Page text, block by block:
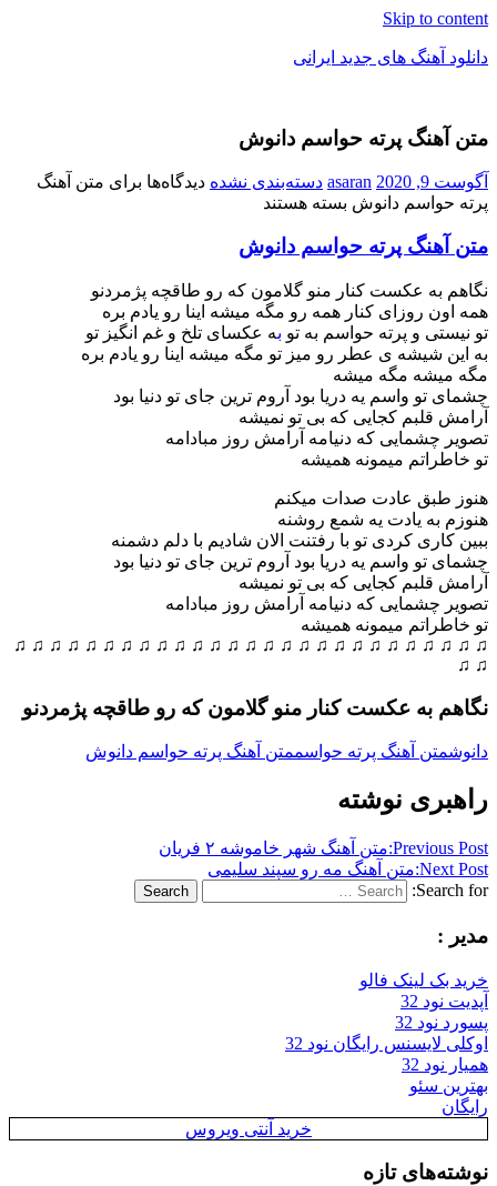
Skip to content
دانلود آهنگ های جدید ایرانی
فول
آلبوم
موزیک
متن آهنگ پرته حواسم دانوش
آگوست 9, 2020 asaran دسته‌بندی نشده دیدگاه‌ها برای متن آهنگ
پرته حواسم دانوش بسته هستند
متن آهنگ پرته حواسم دانوش
نگاهم به عکست کنار منو گلامون که رو طاقچه پژمردنو
همه اون روزای کنار همه رو مگه میشه اینا رو یادم بره
تو نیستی و پرته حواسم به تو به عکسای تلخ و غم انگیز تو
به این شیشه ی عطر رو میز تو مگه میشه اینا رو یادم بره
مگه میشه مگه میشه
چشمای تو واسم یه دریا بود آروم ترین جای تو دنیا بود
آرامش قلبم کجایی که بی تو نمیشه
تصویر چشمایی که دنیامه آرامش روز مبادامه
تو خاطراتم میمونه همیشه
هنوز طبق عادت صدات میکنم
هنوزم به یادت یه شمع روشنه
ببین کاری کردی تو با رفتنت الان شادیم با دلم دشمنه
چشمای تو واسم یه دریا بود آروم ترین جای تو دنیا بود
آرامش قلبم کجایی که بی تو نمیشه
تصویر چشمایی که دنیامه آرامش روز مبادامه
تو خاطراتم میمونه همیشه
♫ ♫ ♫ ♫ ♫ ♫ ♫ ♫ ♫ ♫ ♫ ♫ ♫ ♫ ♫ ♫ ♫ ♫ ♫ ♫ ♫ ♫ ♫ ♫ ♫ ♫ ♫
♫ ♫
نگاهم به عکست کنار منو گلامون که رو طاقچه پژمردنو
دانوشمتن آهنگ پرته حواسممتن آهنگ پرته حواسم دانوش
راهبری نوشته
Previous Post: متن آهنگ شهر خاموشه ۲ فریان
Next Post: متن آهنگ مه رو سپند سلیمی
Search for:
Search
مدیر :
خرید بک لینک فالو
آپدیت نود 32
پسورد نود 32
اوکلی لایسنس رایگان نود 32
همیار نود 32
بهترین سئو
رایگان
خرید آنتی ویروس
نوشته‌های تازه